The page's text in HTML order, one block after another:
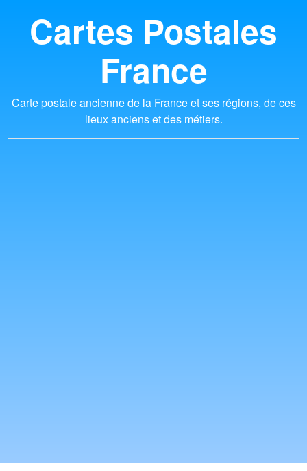
Cartes Postales
France
Carte postale ancienne de la France et ses régions, de ces
lieux anciens et des métiers.